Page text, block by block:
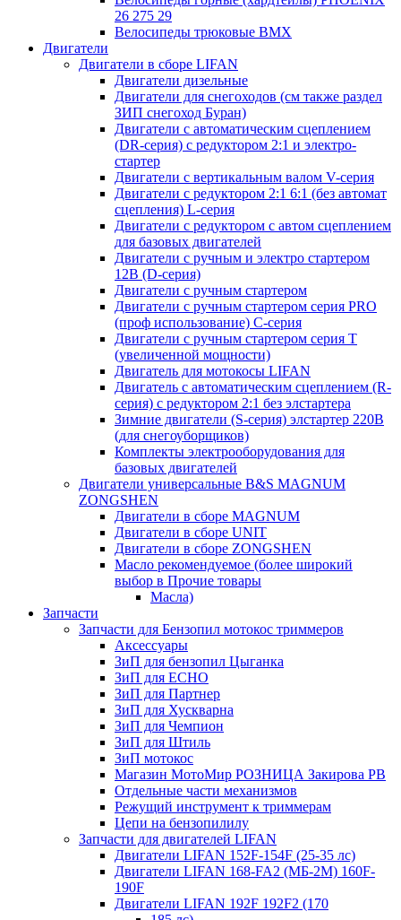
26 275 29
Велосипеды трюковые BMX
Двигатели
Двигатели в сборе LIFAN
Двигатели дизельные
Двигатели для снегоходов (см также раздел
ЗИП снегоход Буран)
Двигатели с автоматическим сцеплением
(DR-серия) с редуктором 2:1 и электро-
стартер
Двигатели с вертикальным валом V-серия
Двигатели с редуктором 2:1 6:1 (без автомат
сцепления) L-серия
Двигатели с редуктором с автом сцеплением
для базовых двигателей
Двигатели с ручным и электро стартером
12В (D-серия)
Двигатели с ручным стартером
Двигатели с ручным стартером серия PRO
(проф использование) C-серия
Двигатели с ручным стартером серия Т
(увеличенной мощности)
Двигатель для мотокосы LIFAN
Двигатель с автоматическим сцеплением (R-
серия) с редуктором 2:1 без элстартера
Зимние двигатели (S-серия) элстартер 220В
(для снегоуборщиков)
Комплекты электрооборудования для
базовых двигателей
Двигатели универсальные B&S MAGNUM
ZONGSHEN
Двигатели в сборе MAGNUM
Двигатели в сборе UNIT
Двигатели в сборе ZONGSHEN
Масло рекомендуемое (более широкий
выбор в Прочие товары
Масла)
Запчасти
Запчасти для Бензопил мотокос триммеров
Аксессуары
ЗиП для бензопил Цыганка
ЗиП для ЕСНО
ЗиП для Партнер
ЗиП для Хускварна
ЗиП для Чемпион
ЗиП для Штиль
ЗиП мотокос
Магазин МотоМир РОЗНИЦА Закирова РВ
Отдельные части механизмов
Режущий инструмент к триммерам
Цепи на бензопилилу
Запчасти для двигателей LIFAN
Двигатели LIFAN 152F-154F (25-35 лс)
Двигатели LIFAN 168-FA2 (МБ-2М) 160F-
190F
Двигатели LIFAN 192F 192F2 (170